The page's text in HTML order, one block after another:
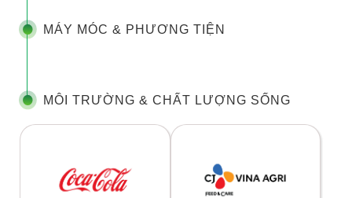
MÁY MÓC & PHƯƠNG TIỆN
MÔI TRƯỜNG & CHẤT LƯỢNG SỐNG